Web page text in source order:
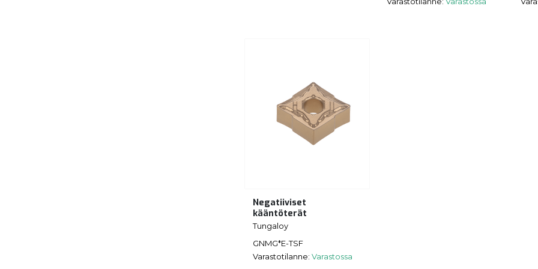
Negatiiviset
kääntöterät
Tungaloy
GNMG*E-TSF
Varastotilanne: Varastossa